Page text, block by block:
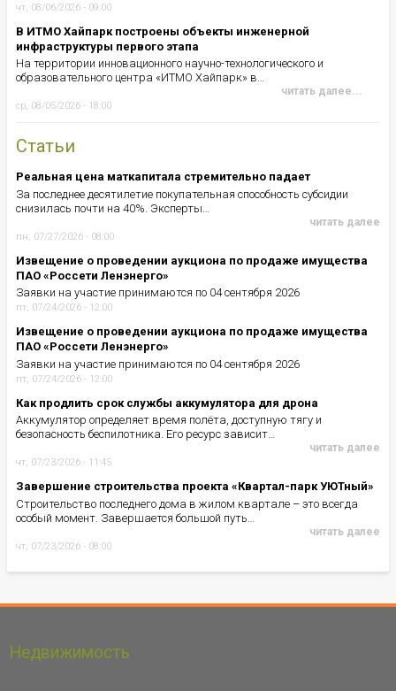
чт, 08/06/2026 - 09:00
В ИТМО Хайпарк построены объекты инженерной
инфраструктуры первого этапа
На территории инновационного научно-технологического и
образовательного центра «ИТМО Хайпарк» в…
читать далее...
ср, 08/05/2026 - 18:00
Статьи
Реальная цена маткапитала стремительно падает
За последнее десятилетие покупательная способность субсидии
снизилась почти на 40%. Эксперты…
читать далее
пн, 07/27/2026 - 08:00
Извещение о проведении аукциона по продаже имущества
ПАО «Россети Ленэнерго»
Заявки на участие принимаются по 04 сентября 2026
пт, 07/24/2026 - 12:00
Извещение о проведении аукциона по продаже имущества
ПАО «Россети Ленэнерго»
Заявки на участие принимаются по 04 сентября 2026
пт, 07/24/2026 - 12:00
Как продлить срок службы аккумулятора для дрона
Аккумулятор определяет время полёта, доступную тягу и
безопасность беспилотника. Его ресурс зависит…
читать далее
чт, 07/23/2026 - 11:45
Завершение строительства проекта «Квартал-парк УЮТный»
Строительство последнего дома в жилом квартале – это всегда
особый момент. Завершается большой путь…
читать далее
чт, 07/23/2026 - 08:00
Недвижимость